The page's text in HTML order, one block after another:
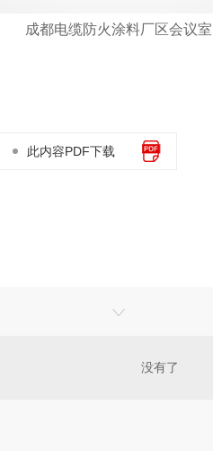
成都电缆防火涂料厂区会议室
此内容PDF下载
没有了